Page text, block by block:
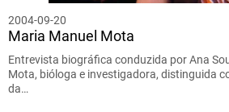
2004-09-20
Maria Manuel Mota
Entrevista biográfica conduzida por Ana
Mota, bióloga e investigadora, distinguida
da…